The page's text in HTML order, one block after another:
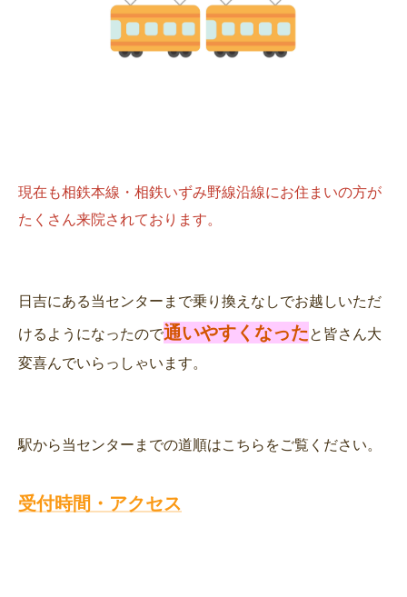
現在も相鉄本線・相鉄いずみ野線沿線にお住まいの方が
日吉にある当センターまで乗り換えなしでお越しいただ
けるようになったので通いやすくなったと皆さん大
変喜んでいらっしゃいます。
駅から当センターまでの道順はこちらをご覧ください。
受付時間・アクセス